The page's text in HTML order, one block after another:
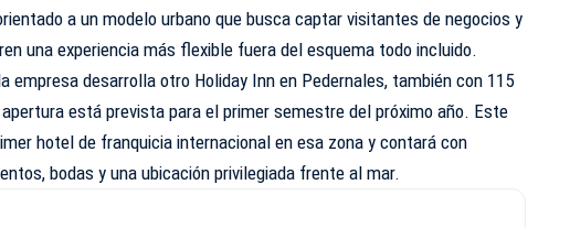
a un modelo urbano que busca captar visitantes de negocios y
una experiencia más flexible fuera del esquema todo incluido.
empresa desarrolla otro Holiday Inn en Pedernales, también con 115
está prevista para el primer semestre del próximo año. Este
hotel de franquicia internacional en esa zona y contará con
bodas y una ubicación privilegiada frente al mar.